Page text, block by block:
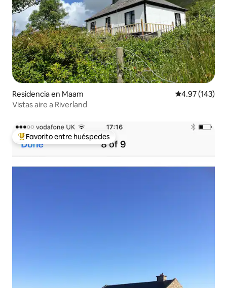
Residencia en Maam Calificación
4.97 (143)
Vistas aire a Riverland
De los mejores en Favorito entre huéspedes
Favorito entre huéspedes